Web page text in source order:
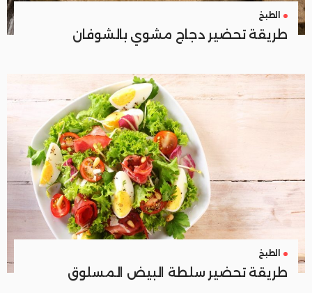
الطبخ
طريقة تحضير دجاج مشوي بالشوفان
الطبخ
طريقة تحضير سلطة البيض المسلوق